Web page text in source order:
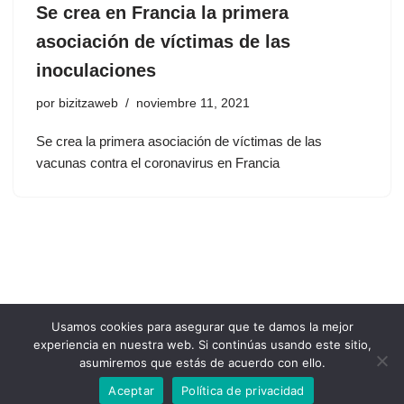
Se crea en Francia la primera
asociación de víctimas de las
inoculaciones
por bizitzaweb noviembre 11, 2021
Se crea la primera asociación de víctimas de las
vacunas contra el coronavirus en Francia
© 2022 Bizitza
Usamos cookies para asegurar que te damos la mejor
experiencia en nuestra web. Si continúas usando este sitio,
asumiremos que estás de acuerdo con ello.
Aceptar
Política de privacidad